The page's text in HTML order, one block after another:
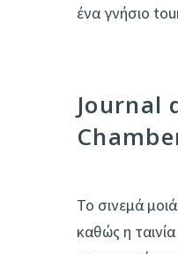
ένα γνήσιο
Journal
Το σινεμά
καθώς η